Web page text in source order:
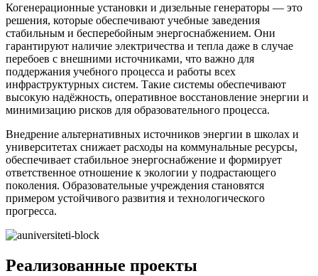
Когенерационные установки и дизельные генераторы — это
решения, которые обеспечивают учебные заведения
стабильным и бесперебойным энергоснабжением. Они
гарантируют наличие электричества и тепла даже в случае
перебоев с внешними источниками, что важно для
поддержания учебного процесса и работы всех
инфраструктурных систем. Такие системы обеспечивают
высокую надёжность, оперативное восстановление энергии и
минимизацию рисков для образовательного процесса.
Внедрение альтернативных источников энергии в школах и
университетах снижает расходы на коммунальные ресурсы,
обеспечивает стабильное энергоснабжение и формирует
ответственное отношение к экологии у подрастающего
поколения. Образовательные учреждения становятся
примером устойчивого развития и технологического
прогресса.
Реализованные проекты